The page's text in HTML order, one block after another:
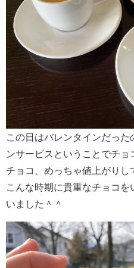
この日はバレンタインだっ
ンサービスということでチョ
チョコ、めっちゃ値上がりし
こんな時期に貴重なチョコ
いました＾＾